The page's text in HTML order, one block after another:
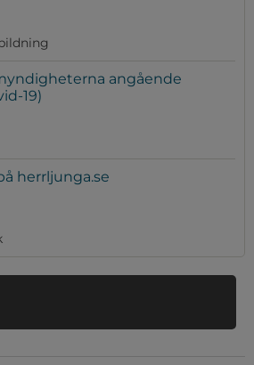
angående
19)
herrljunga.se